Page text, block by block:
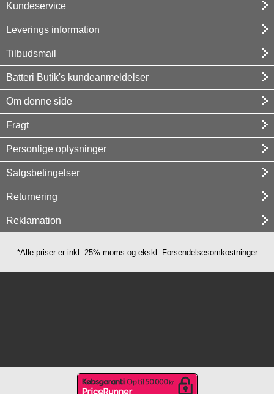
Kundeservice
Leverings information
Tilbudsmail
Batteri Butik's kundeanmeldelser
Om denne side
Fragt
Personlige oplysninger
Salgsbetingelser
Returnering
Reklamation
*Alle priser er inkl. 25% moms og ekskl. Forsendelsesomkostninger